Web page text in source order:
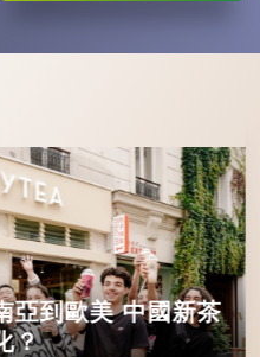
亞到歐美 中國新茶
？